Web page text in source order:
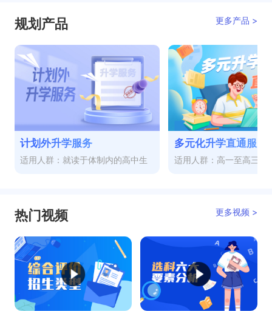
规划产品 更多产品 >
计划外升学服务
适用人群：就读于体制内的高中生 适用人群：高一至高三
热门视频 更多视频 >